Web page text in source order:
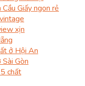
Giấy ngon rẻ
xịn
ở Hội An
Gòn
chất